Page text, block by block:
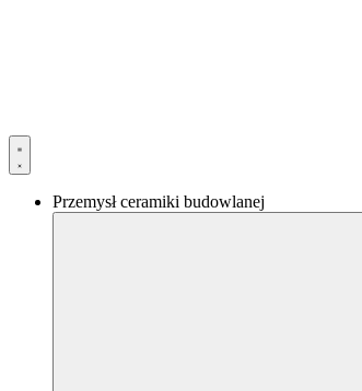
Przemysł ceramiki budowlanej